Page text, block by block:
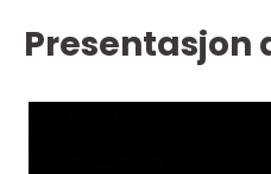
Presentasjon